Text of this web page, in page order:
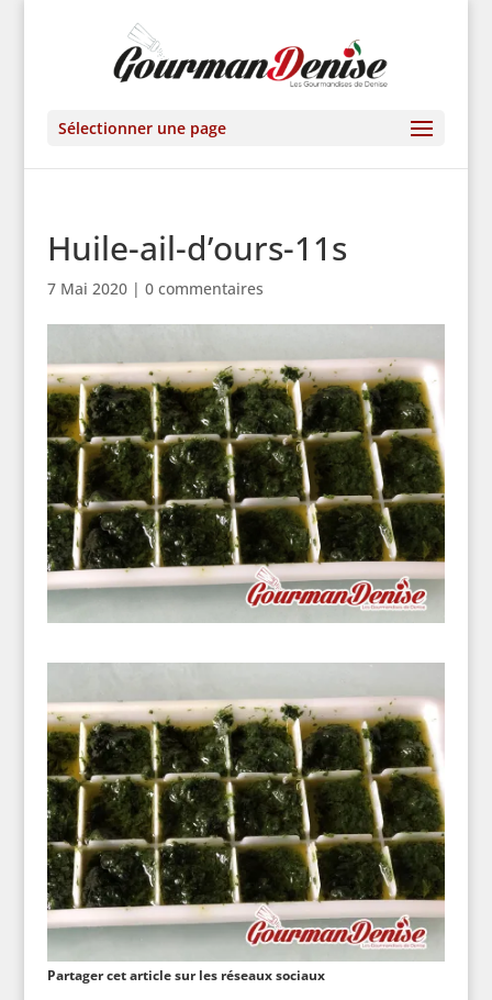
Sélectionner une page
Huile-ail-d’ours-11s
7 Mai 2020| 0 commentaires
Partager cet article sur les réseaux sociaux